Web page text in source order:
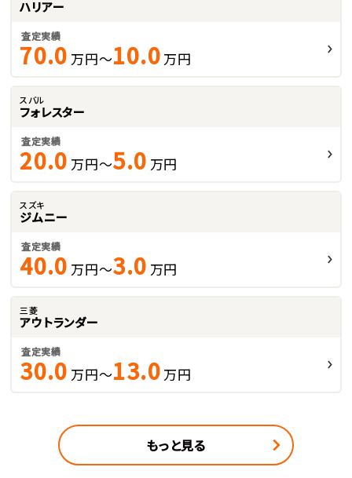
ハリアー
査定実績
70.0 万円～10.0 万円
スバル
フォレスター
査定実績
20.0 万円～5.0 万円
スズキ
ジムニー
査定実績
40.0 万円～3.0 万円
三菱
アウトランダー
査定実績
30.0 万円～13.0 万円
もっと見る